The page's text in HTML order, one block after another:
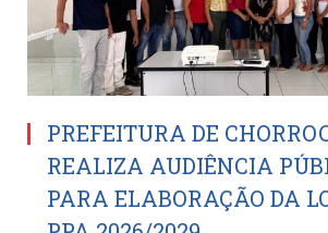
PREFEITURA DE
REALIZA AUDIÊNCIA
PARA ELABORAÇÃO DA